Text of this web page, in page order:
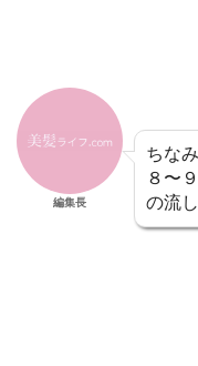
編集長
ちな
８〜
の流